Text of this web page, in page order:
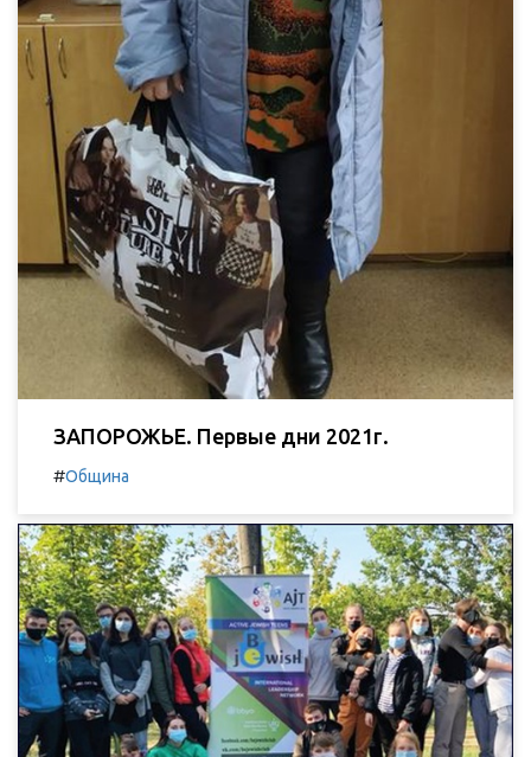
ЗАПОРОЖЬЕ. Первые дни 2021г.
#Община